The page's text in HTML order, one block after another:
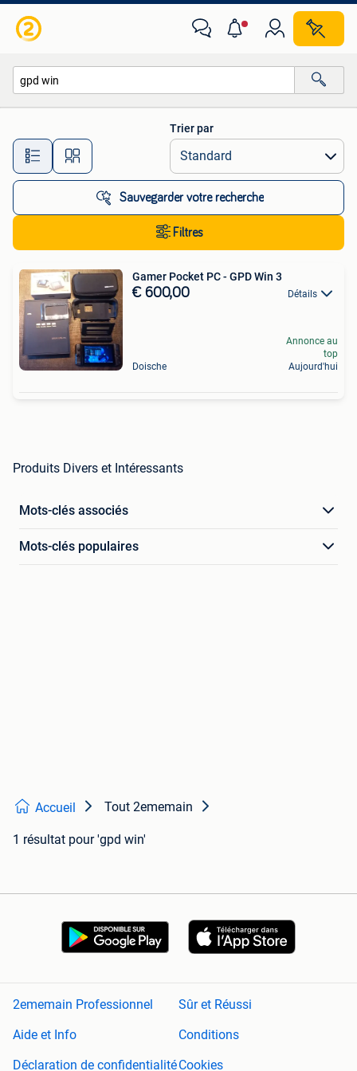
Toutes les distances…
Trier par
Sauvegarder votre recherche
Filtres
Gamer Pocket PC - GPD Win 3
€ 600,00 Détails
Doische
Annonce au
top
Aujourd'hui
Produits Divers et Intéressants
Mots-clés associés
Mots-clés populaires
Accueil Tout 2ememain
1 résultat pour 'gpd win'
2ememain Professionnel
Sûr et Réussi
Aide et Info
Conditions
Déclaration de confidentialitéCookies